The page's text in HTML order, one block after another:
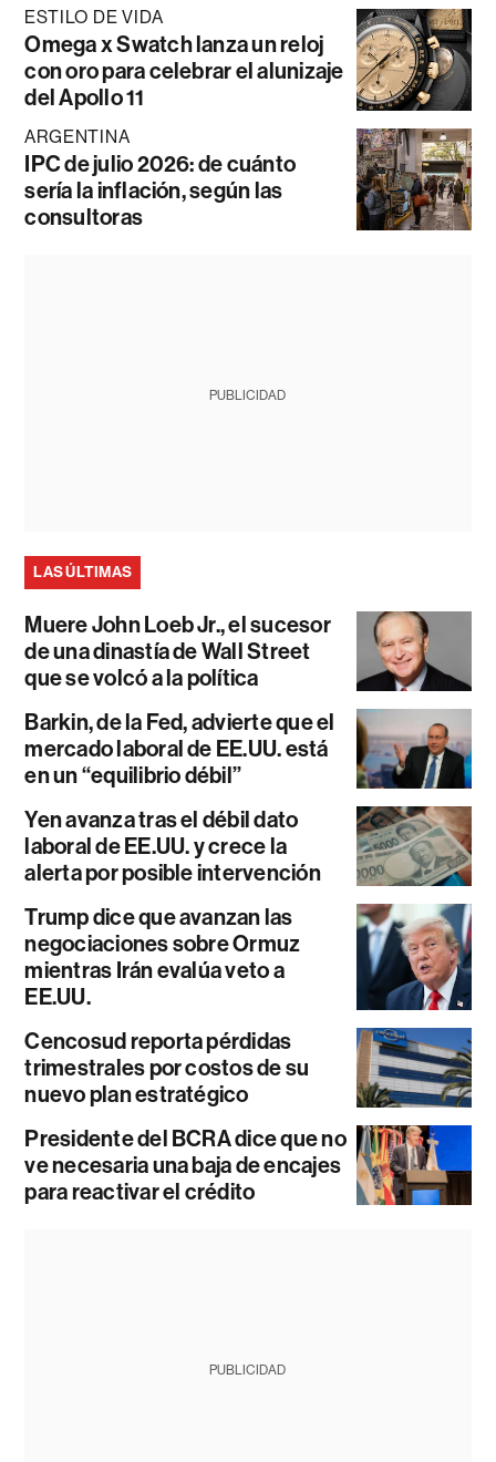
ESTILO DE VIDA
Omega x Swatch lanza un reloj
con oro para celebrar el alunizaje
del Apollo 11
ARGENTINA
IPC de julio 2026: de cuánto
sería la inflación, según las
consultoras
PUBLICIDAD
LAS ÚLTIMAS
Muere John Loeb Jr., el sucesor
de una dinastía de Wall Street
que se volcó a la política
Barkin, de la Fed, advierte que el
mercado laboral de EE.UU. está
en un “equilibrio débil”
Yen avanza tras el débil dato
laboral de EE.UU. y crece la
alerta por posible intervención
Trump dice que avanzan las
negociaciones sobre Ormuz
mientras Irán evalúa veto a
EE.UU.
Cencosud reporta pérdidas
trimestrales por costos de su
nuevo plan estratégico
Presidente del BCRA dice que no
ve necesaria una baja de encajes
para reactivar el crédito
PUBLICIDAD